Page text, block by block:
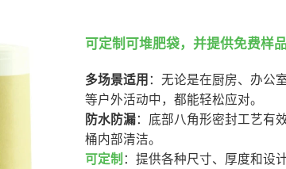
可定制可堆肥袋，并提供免费样
多场景适用：无论是在厨房、办公
等户外活动中，都能轻松应对。
防水防漏：底部八角形密封工艺有
桶内部清洁。
可定制 ：提供各种尺寸、厚度和设